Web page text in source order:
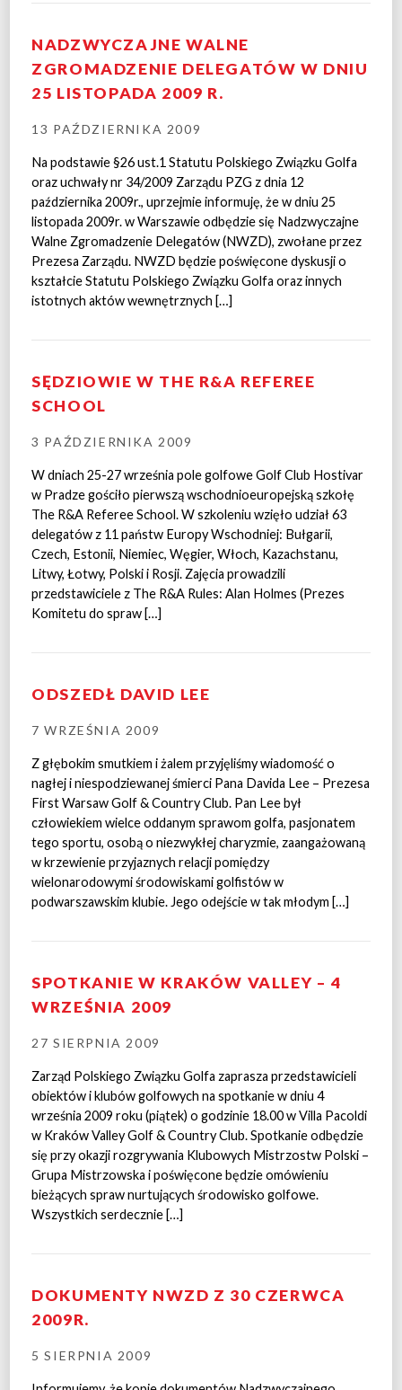
NADZWYCZAJNE WALNE
ZGROMADZENIE DELEGATÓW W DNIU
25 LISTOPADA 2009 R.
13 PAŹDZIERNIKA 2009
Na podstawie §26 ust.1 Statutu Polskiego Związku Golfa
oraz uchwały nr 34/2009 Zarządu PZG z dnia 12
października 2009r., uprzejmie informuję, że w dniu 25
listopada 2009r. w Warszawie odbędzie się Nadzwyczajne
Walne Zgromadzenie Delegatów (NWZD), zwołane przez
Prezesa Zarządu. NWZD będzie poświęcone dyskusji o
kształcie Statutu Polskiego Związku Golfa oraz innych
istotnych aktów wewnętrznych […]
SĘDZIOWIE W THE R&A REFEREE
SCHOOL
3 PAŹDZIERNIKA 2009
W dniach 25-27 września pole golfowe Golf Club Hostivar
w Pradze gościło pierwszą wschodnioeuropejską szkołę
The R&A Referee School. W szkoleniu wzięło udział 63
delegatów z 11 państw Europy Wschodniej: Bułgarii,
Czech, Estonii, Niemiec, Węgier, Włoch, Kazachstanu,
Litwy, Łotwy, Polski i Rosji. Zajęcia prowadzili
przedstawiciele z The R&A Rules: Alan Holmes (Prezes
Komitetu do spraw […]
ODSZEDŁ DAVID LEE
7 WRZEŚNIA 2009
Z głębokim smutkiem i żalem przyjęliśmy wiadomość o
nagłej i niespodziewanej śmierci Pana Davida Lee – Prezesa
First Warsaw Golf & Country Club. Pan Lee był
człowiekiem wielce oddanym sprawom golfa, pasjonatem
tego sportu, osobą o niezwykłej charyzmie, zaangażowaną
w krzewienie przyjaznych relacji pomiędzy
wielonarodowymi środowiskami golfistów w
podwarszawskim klubie. Jego odejście w tak młodym […]
SPOTKANIE W KRAKÓW VALLEY – 4
WRZEŚNIA 2009
27 SIERPNIA 2009
Zarząd Polskiego Związku Golfa zaprasza przedstawicieli
obiektów i klubów golfowych na spotkanie w dniu 4
września 2009 roku (piątek) o godzinie 18.00 w Villa Pacoldi
w Kraków Valley Golf & Country Club. Spotkanie odbędzie
się przy okazji rozgrywania Klubowych Mistrzostw Polski –
Grupa Mistrzowska i poświęcone będzie omówieniu
bieżących spraw nurtujących środowisko golfowe.
Wszystkich serdecznie […]
DOKUMENTY NWZD Z 30 CZERWCA
2009R.
5 SIERPNIA 2009